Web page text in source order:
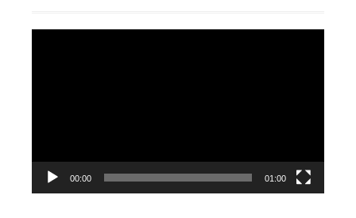
00:00 01:00